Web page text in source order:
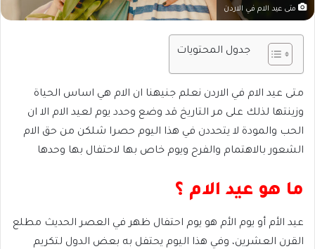
متى عيد الام في الاردن
جدول المحتويات
متى عيد الام في الاردن نعلم جنيهنا ان الام هي اساس الحياة
وزينتها لذلك على مر التاريخ قد وضع وحدد يوم لعيد الام الا ان
الحب والمودة لا يتحددن في هذا اليوم حصرا شلكن من حق الام
الشعور بالاهتمام والفرح ويوم خاص بها لاحتفال بها وحدها
ما هو عيد الام ؟
عيد الأم أو يوم الأم هو يوم احتفال ظهر في العصر الحديث مطلع
القرن العشرين، وفي هذا اليوم يحتفل به بعض الدول لتكريم